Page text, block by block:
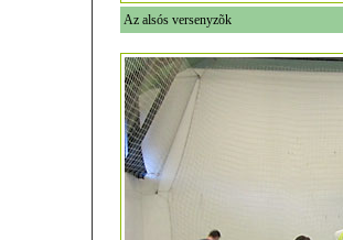
Az alsós versenyzõk